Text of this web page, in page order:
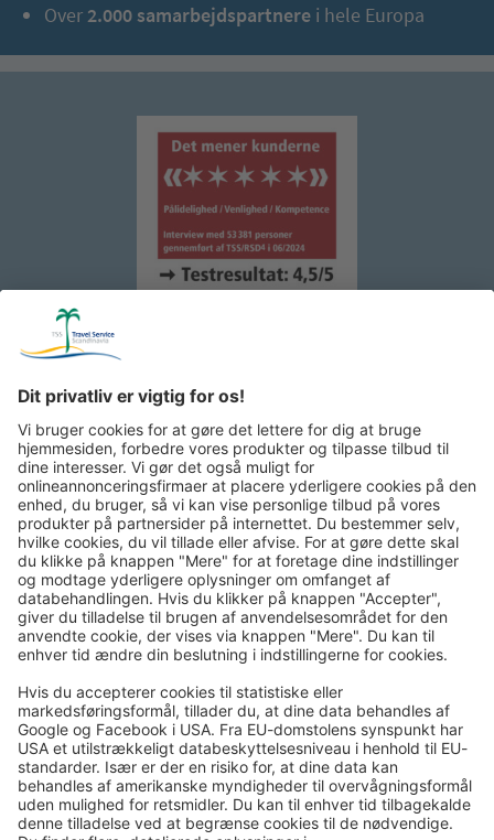
Over2.000 samarbejdspartnere i hele Europa
Rejsepost pr. e-mail-nyhedsbrev:
Fremover vil vi gerne sende dig vores mest spændende
rejser via e-mail!
Tilmeld dig nu!